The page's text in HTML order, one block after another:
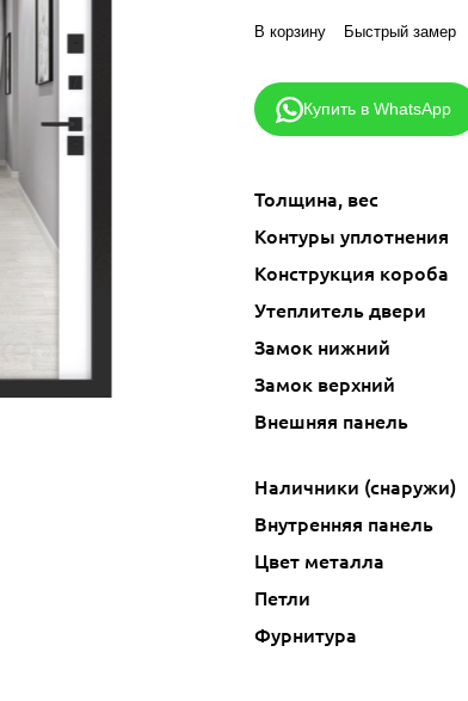
В корзину Быстрый замер
Купить в WhatsApp
Толщина, вес
Контуры уплотнения
Конструкция короба
Утеплитель двери
Замок нижний
Замок верхний
Внешняя панель
Наличники (снаружи)
Внутренняя панель
Цвет металла
Петли
Фурнитура